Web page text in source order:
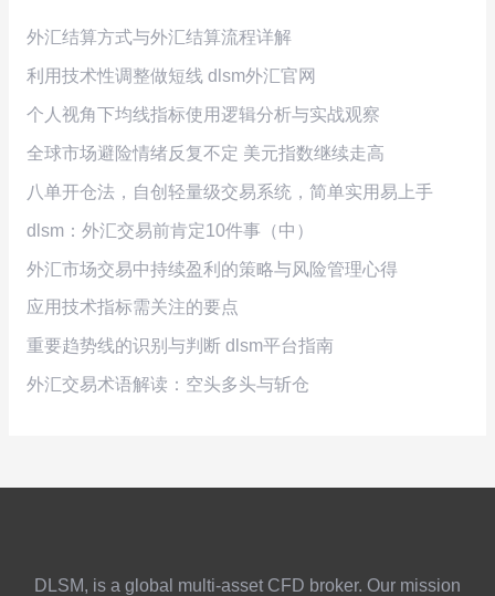
外汇结算方式与外汇结算流程详解
利用技术性调整做短线 dlsm外汇官网
个人视角下均线指标使用逻辑分析与实战观察
全球市场避险情绪反复不定 美元指数继续走高
八单开仓法，自创轻量级交易系统，简单实用易上手
dlsm：外汇交易前肯定10件事（中）
外汇市场交易中持续盈利的策略与风险管理心得
应用技术指标需关注的要点
重要趋势线的识别与判断 dlsm平台指南
外汇交易术语解读：空头多头与斩仓
DLSM, is a global multi-asset CFD broker. Our mission